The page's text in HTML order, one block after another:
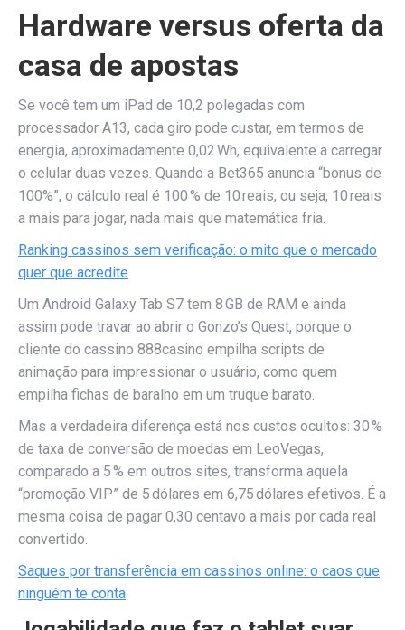
Hardware versus oferta da
casa de apostas
Se você tem um iPad de 10,2 polegadas com
processador A13, cada giro pode custar, em termos de
energia, aproximadamente 0,02 Wh, equivalente a carregar
o celular duas vezes. Quando a Bet365 anuncia “bonus de
100%”, o cálculo real é 100 % de 10 reais, ou seja, 10 reais
a mais para jogar, nada mais que matemática fria.
Ranking cassinos sem verificação: o mito que o mercado
quer que acredite
Um Android Galaxy Tab S7 tem 8 GB de RAM e ainda
assim pode travar ao abrir o Gonzo’s Quest, porque o
cliente do cassino 888casino empilha scripts de
animação para impressionar o usuário, como quem
empilha fichas de baralho em um truque barato.
Mas a verdadeira diferença está nos custos ocultos: 30 %
de taxa de conversão de moedas em LeoVegas,
comparado a 5 % em outros sites, transforma aquela
“promoção VIP” de 5 dólares em 6,75 dólares efetivos. É a
mesma coisa de pagar 0,30 centavo a mais por cada real
convertido.
Saques por transferência em cassinos online: o caos que
ninguém te conta